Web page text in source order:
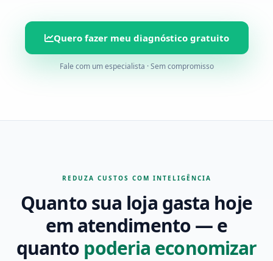
Quero fazer meu diagnóstico gratuito
Fale com um especialista · Sem compromisso
REDUZA CUSTOS COM INTELIGÊNCIA
Quanto sua loja gasta hoje
em atendimento — e
quanto poderia economizar